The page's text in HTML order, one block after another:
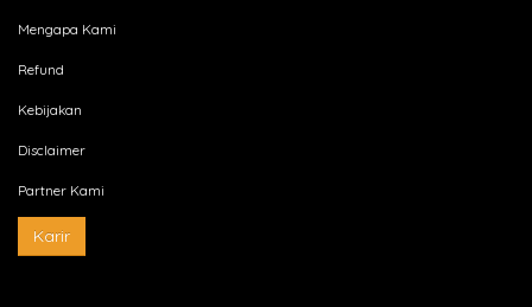
Mengapa Kami
Refund
Kebijakan
Disclaimer
Partner Kami
Karir